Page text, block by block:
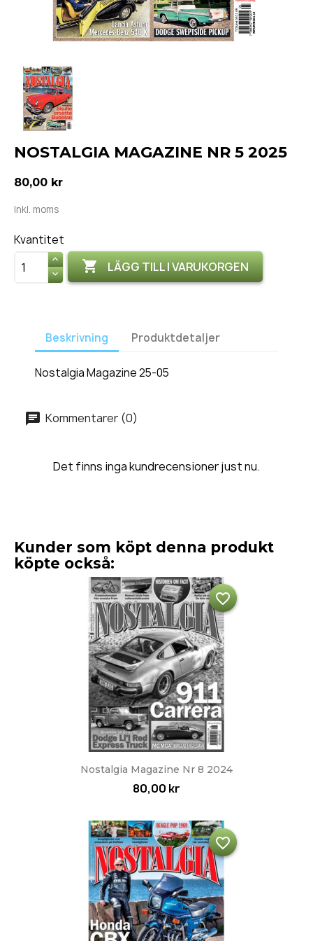
NOSTALGIA MAGAZINE NR 5 2025
80,00 kr
Inkl. moms
Kvantitet
 LÄGG TILL I VARUKORGEN
Beskrivning Produktdetaljer
Nostalgia Magazine 25-05
Kommentarer (0)
Det finns inga kundrecensioner just nu.
Kunder som köpt denna produkt
köpte också:
Nostalgia Magazine Nr 8 2024
80,00 kr
favorite_border
favorite_border